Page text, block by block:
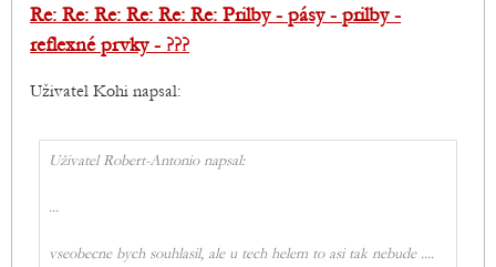
Re: Re: Re: Re: Re: Re: Prilby - pásy - prilby -
reflexné prvky - ???
Uživatel Kohi napsal:
Uživatel Robert-Antonio napsal:
...
vseobecne bych souhlasil, ale u tech helem to asi tak nebude ....